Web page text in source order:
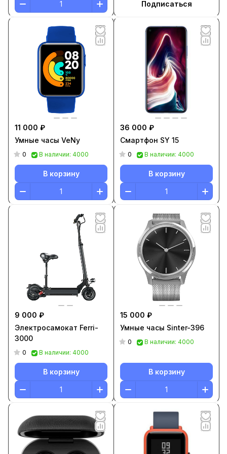
Подписаться
11 000 ₽
Умные часы VeNy
0 В наличии: 4000
В корзину
36 000 ₽
Смартфон SY 15
0 В наличии: 4000
В корзину
9 000 ₽
Электросамокат Ferri-
3000
0 В наличии: 4000
В корзину
15 000 ₽
Умные часы Sinter-396
0 В наличии: 4000
В корзину